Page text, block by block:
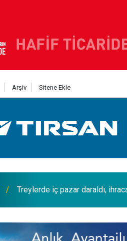
Arşiv Sitene Ekle
Her biri 120 tonluk 3 Boeing